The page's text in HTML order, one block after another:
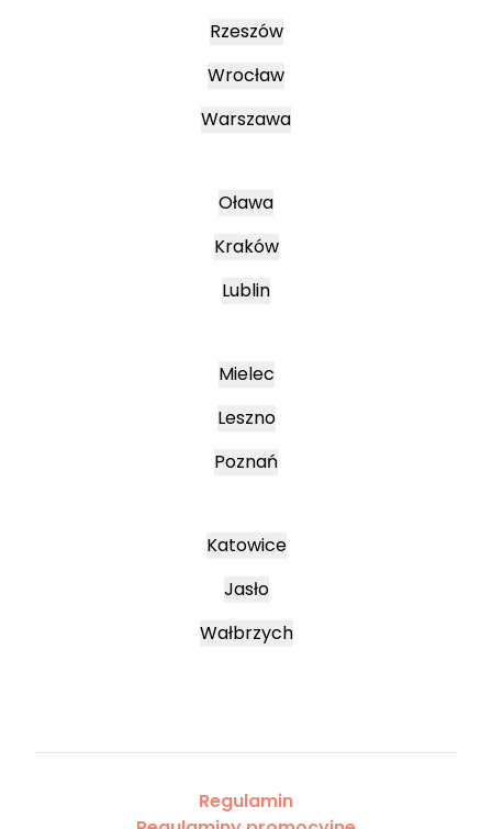
Rzeszów
Wrocław
Warszawa
Oława
Kraków
Lublin
Mielec
Leszno
Poznań
Katowice
Jasło
Wałbrzych
Regulamin